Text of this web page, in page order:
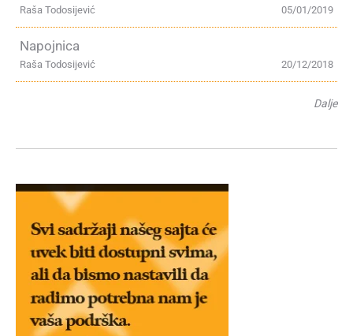
05/01/2019
Raša Todosijević
Napojnica
20/12/2018
Raša Todosijević
Dalje